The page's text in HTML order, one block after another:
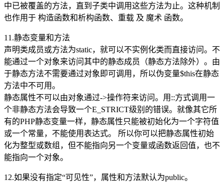
中已被覆盖的方法，直到子类中调用这些方法为止。这种机制
也作用于 构造函数和析构函数、重载 及 魔术 函数。
11.静态变量和方法
声明类成员或方法为static，就可以不实例化类而直接访问。不
能通过一个对象来访问其中的静态成员（静态方法除外）。由
于静态方法不需要通过对象即可调用，所以伪变量$this在静态
方法中不可用。
静态属性不可以由对象通过->操作符来访问。用::方式调用一
个非静态方法会导致一个E_STRICT级别的错误。就像其它所
有的PHP静态变量一样，静态属性只能被初始化为一个字符值
或一个常量，不能使用表达式。 所以你可以把静态属性初始
化为整型或数组，但不能指向另一个变量或函数返回值，也不
能指向一个对象。
12.如果没有指定“可见性”，属性和方法默认为public。